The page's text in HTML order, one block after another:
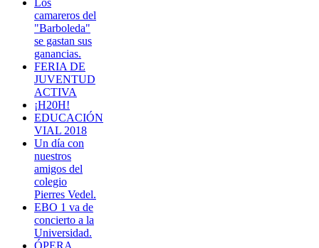
camareros del
"Barboleda"
se gastan sus
ganancias.
FERIA DE
JUVENTUD
ACTIVA
¡H20H!
EDUCACIÓN
VIAL 2018
Un día con
nuestros
amigos del
colegio
Pierres Vedel.
EBO 1 va de
concierto a la
Universidad.
ÓPERA